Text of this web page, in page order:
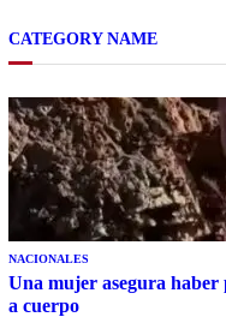
CATEGORY NAME
NACIONALES
Una mujer asegura haber
a cuerpo